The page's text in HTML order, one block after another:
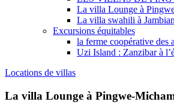
La villa Lounge à
La villa swahili à
Excursions équitables
la ferme coopérative des
Uzi Island : Zanzibar à
Locations de villas
La villa Lounge à Pingwe-